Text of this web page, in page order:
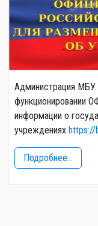
Администрация
функционировании
информации о
учреждениях https://
Подробнее...